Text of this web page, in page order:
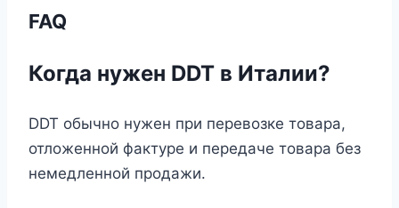
FAQ
Когда нужен DDT в Италии?
DDT обычно нужен при перевозке товара,
отложенной фактуре и передаче товара без
немедленной продажи.